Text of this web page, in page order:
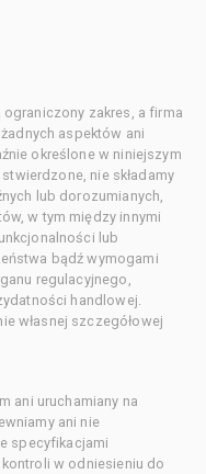
zakres, a firma
aspektów ani
określone w niniejszym
nie składamy
lub dorozumianych,
w tym między innymi
lub
bądź wymogami
regulacyjnego,
handlowej.
własnej szczegółowej
ani uruchamiany na
ani nie
specyfikacjami
w odniesieniu do